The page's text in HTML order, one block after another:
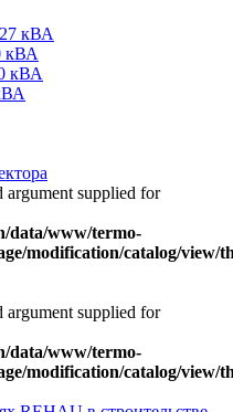
кВА
кВА
кВА
argument supplied for
data/www/termo-
modification/catalog/view/
argument supplied for
data/www/termo-
modification/catalog/view/